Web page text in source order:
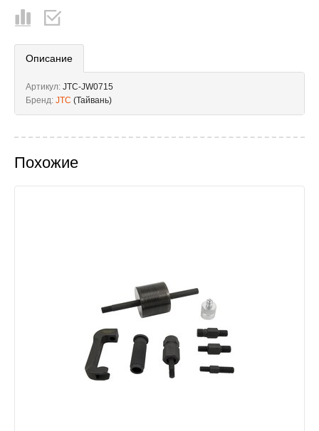
Описание
Артикул: JTC-JW0715
Бренд: JTC (Тайвань)
Похожие